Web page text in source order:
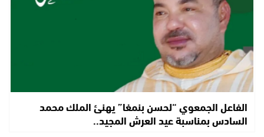
الفاعل الجمعوي “لحسن بنمغا” يهنئ الملك محمد
السادس بمناسبة عيد العرش المجيد..